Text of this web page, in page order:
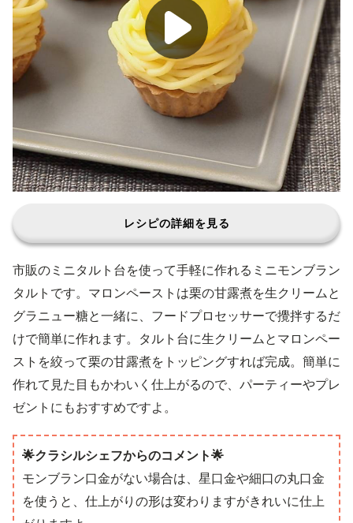
レシピの詳細を見る
市販のミニタルト台を使って手軽に作れるミニモンブラン
タルトです。マロンペーストは栗の甘露煮を生クリームと
グラニュー糖と一緒に、フードプロセッサーで攪拌するだ
けで簡単に作れます。タルト台に生クリームとマロンペー
ストを絞って栗の甘露煮をトッピングすれば完成。簡単に
作れて見た目もかわいく仕上がるので、パーティーやプレ
ゼントにもおすすめですよ。
🌟クラシルシェフからのコメント🌟
モンブラン口金がない場合は、星口金や細口の丸口金
を使うと、仕上がりの形は変わりますがきれいに仕上